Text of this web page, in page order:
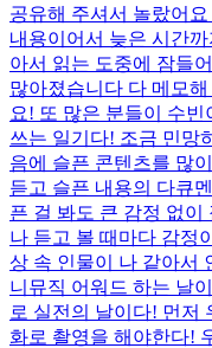
공유해 주셔서 놀랐어
내용이어서 늦은 시간
아서 읽는 도중에 잠들
많아졌습니다 다 메모
요! 또 많은 분들이 수빈
쓰는 일기다! 조금 민망
음에 슬픈 콘텐츠를 많
듣고 슬픈 내용의 다큐
픈 걸 봐도 큰 감정 없
나 듣고 볼 때마다 감정
상 속 인물이 나 같아서
니뮤직 어워드 하는 날
로 실전의 날이다! 먼저
화로 촬영을 해야한다!